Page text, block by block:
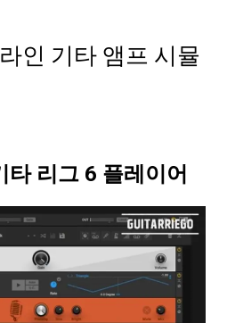
인 기타 앰프 시뮬
타 리그 6 플레이어